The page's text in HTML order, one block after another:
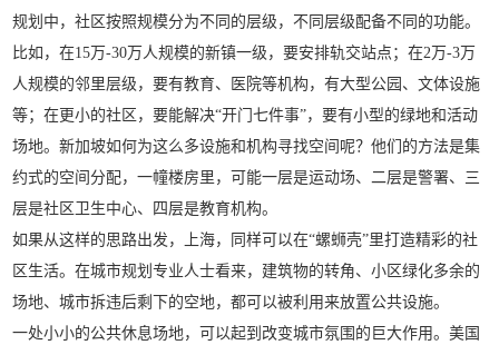
规划中，社区按照规模分为不同的层级，不同层级配备不同的功能。
比如，在15万-30万人规模的新镇一级，要安排轨交站点；在2万-3万
人规模的邻里层级，要有教育、医院等机构，有大型公园、文体设施
等；在更小的社区，要能解决“开门七件事”，要有小型的绿地和活动
场地。新加坡如何为这么多设施和机构寻找空间呢？他们的方法是集
约式的空间分配，一幢楼房里，可能一层是运动场、二层是警署、三
层是社区卫生中心、四层是教育机构。
如果从这样的思路出发，上海，同样可以在“螺蛳壳”里打造精彩的社
区生活。在城市规划专业人士看来，建筑物的转角、小区绿化多余的
场地、城市拆违后剩下的空地，都可以被利用来放置公共设施。
一处小小的公共休息场地，可以起到改变城市氛围的巨大作用。美国